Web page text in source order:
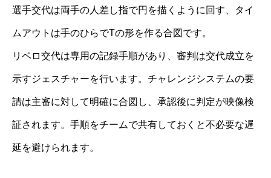
選手交代は両手の人差し指で円を描くように回す、タイ
ムアウトは手のひらでTの形を作る合図です。
リベロ交代は専用の記録手順があり、審判は交代成立を
示すジェスチャーを行います。チャレンジシステムの要
請は主審に対して明確に合図し、承認後に判定が映像検
証されます。手順をチームで共有しておくと不必要な遅
延を避けられます。